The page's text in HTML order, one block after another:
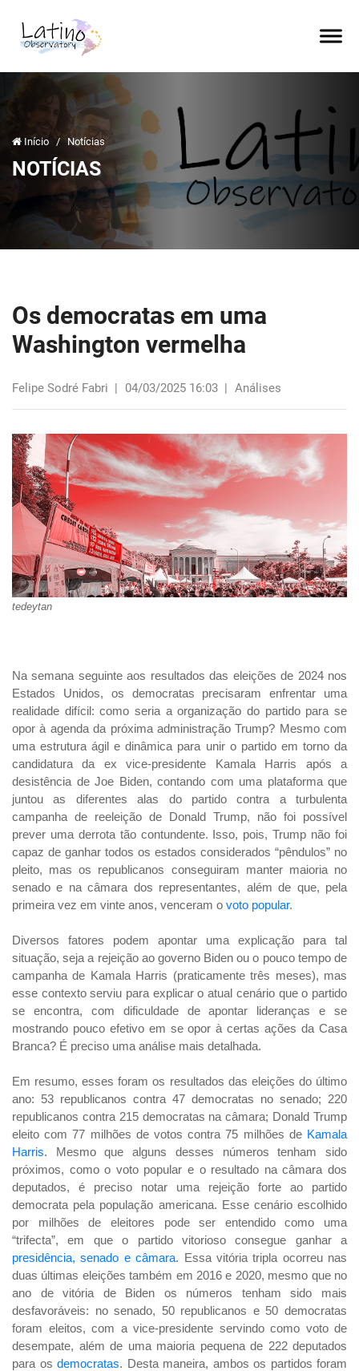
Início / Notícias
NOTÍCIAS
Os democratas em uma
Washington vermelha
Felipe Sodré Fabri | 04/03/2025 16:03 | Análises
tedeytan
Na semana seguinte aos resultados das eleições de 2024 nos
Estados Unidos, os democratas precisaram enfrentar uma
realidade difícil: como seria a organização do partido para se
opor à agenda da próxima administração Trump? Mesmo com
uma estrutura ágil e dinâmica para unir o partido em torno da
candidatura da ex vice-presidente Kamala Harris após a
desistência de Joe Biden, contando com uma plataforma que
juntou as diferentes alas do partido contra a turbulenta
campanha de reeleição de Donald Trump, não foi possível
prever uma derrota tão contundente. Isso, pois, Trump não foi
capaz de ganhar todos os estados considerados “pêndulos” no
pleito, mas os republicanos conseguiram manter maioria no
senado e na câmara dos representantes, além de que, pela
primeira vez em vinte anos, venceram o voto popular.
Diversos fatores podem apontar uma explicação para tal
situação, seja a rejeição ao governo Biden ou o pouco tempo de
campanha de Kamala Harris (praticamente três meses), mas
esse contexto serviu para explicar o atual cenário que o partido
se encontra, com dificuldade de apontar lideranças e se
mostrando pouco efetivo em se opor à certas ações da Casa
Branca? É preciso uma análise mais detalhada.
Em resumo, esses foram os resultados das eleições do último
ano: 53 republicanos contra 47 democratas no senado; 220
republicanos contra 215 democratas na câmara; Donald Trump
eleito com 77 milhões de votos contra 75 milhões de Kamala
Harris. Mesmo que alguns desses números tenham sido
próximos, como o voto popular e o resultado na câmara dos
deputados, é preciso notar uma rejeição forte ao partido
democrata pela população americana. Esse cenário escolhido
por milhões de eleitores pode ser entendido como uma
“trifecta”, em que o partido vitorioso consegue ganhar a
presidência, senado e câmara. Essa vitória tripla ocorreu nas
duas últimas eleições também em 2016 e 2020, mesmo que no
ano de vitória de Biden os números tenham sido mais
desfavoráveis: no senado, 50 republicanos e 50 democratas
foram eleitos, com a vice-presidente servindo como voto de
desempate, além de uma maioria pequena de 222 deputados
para os democratas. Desta maneira, ambos os partidos foram